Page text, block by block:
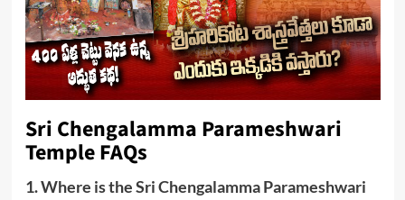
Sri Chengalamma Parameshwari
Temple FAQs
1. Where is the Sri Chengalamma Parameshwari